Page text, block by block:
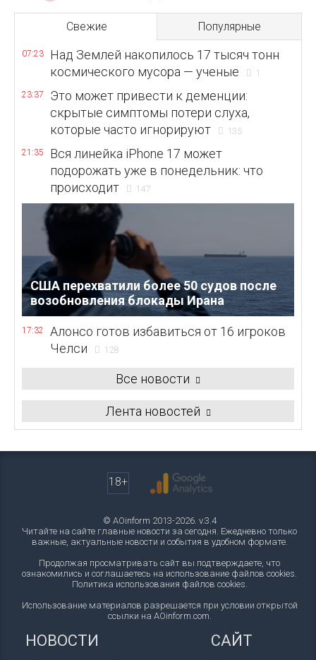
Свежие Популярные
07:23
Над Землей накопилось 17 тысяч тонн
космического мусора — ученые
1
23:37
Это может привести к деменции:
скрытые симптомы потери слуха,
которые часто игнорируют
135
21:35
Вся линейка iPhone 17 может
подорожать уже в понедельник: что
происходит
147
США перехватили более 50 судов после
возобновления блокады Ирана
17:32
Алонсо готов избавиться от 16 игроков
Челси
128
Все новости
Лента новостей
18+
© AOinform 2013-2026. v.3.4
Читайте на сайте главные новости за сегодня. Ежедневно только
важные, актуальные новости и события в удобном формате.
Продолжая просматривать сайт вы подтверждаете, что
ознакомились и соглашаетесь на использование файлов cookies.
Политика использования файлов cookies.
Использование материалов разрешается при условии открытой
ссылки на AOinform.com.
НОВОСТИ САЙТ